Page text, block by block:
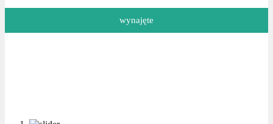
wynajęte